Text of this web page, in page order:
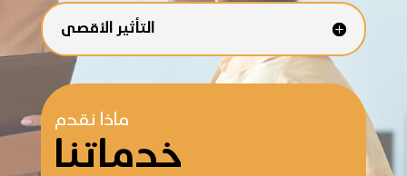
التأثير الأقصى
ماذا نقدم
خدماتنا